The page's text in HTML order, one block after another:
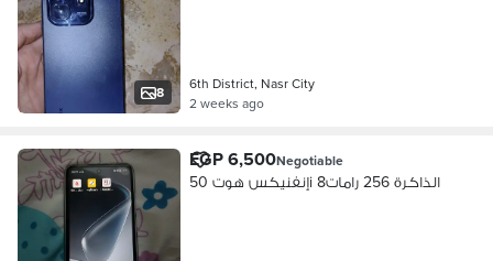
8
6th District, Nasr City
2 weeks ago
EGP 6,500Negotiable
إنفنيكس هوت 50i الذاكرة 256 رامات8